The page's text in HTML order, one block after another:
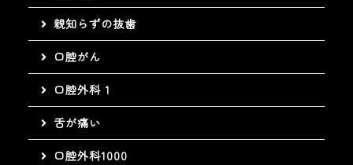
親知らずの抜歯
口腔がん
口腔外科 1
舌が痛い
口腔外科1000